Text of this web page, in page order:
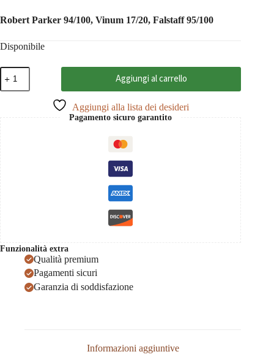
Robert Parker 94/100, Vinum 17/20, Falstaff 95/100
Disponibile
Il
Pino
di
Aggiungi al carrello
Aggiungi alla lista dei desideri
Pagamento sicuro garantito
Funzionalità extra
Qualità premium
Pagamenti sicuri
Garanzia di soddisfazione
Informazioni aggiuntive